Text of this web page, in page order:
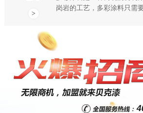
>
岗岩的工艺，多彩涂料只需
在家装市场深受欢迎。那么...